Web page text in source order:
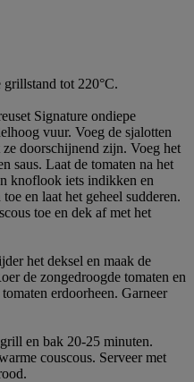
tot 220°C.
Signature ondiepe
vuur. Voeg de sjalotten
doorschijnend zijn. Voeg het
saus. Laat de tomaten na het
knoflook iets indikken en
en laat het geheel sudderen.
toe en dek af met het
het deksel en maak de
de zongedroogde tomaten en
erdoorheen. Garneer
en bak 20-25 minuten.
couscous. Serveer met